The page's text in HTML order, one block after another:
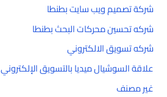
شركة تصميم ويب سايت بطنطا
شركه تحسين محركات البحث بطنطا
شركه تسويق الالكتروني
علاقة السوشيال ميديا بالتسويق الإلكتروني
غير مصنف